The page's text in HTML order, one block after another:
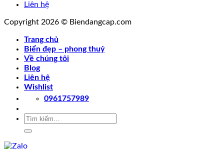
Liên hệ
Copyright 2026 © Biendangcap.com
Trang chủ
Biển đẹp – phong thuỷ
Về chúng tôi
Blog
Liên hệ
Wishlist
0961757989
Tìm